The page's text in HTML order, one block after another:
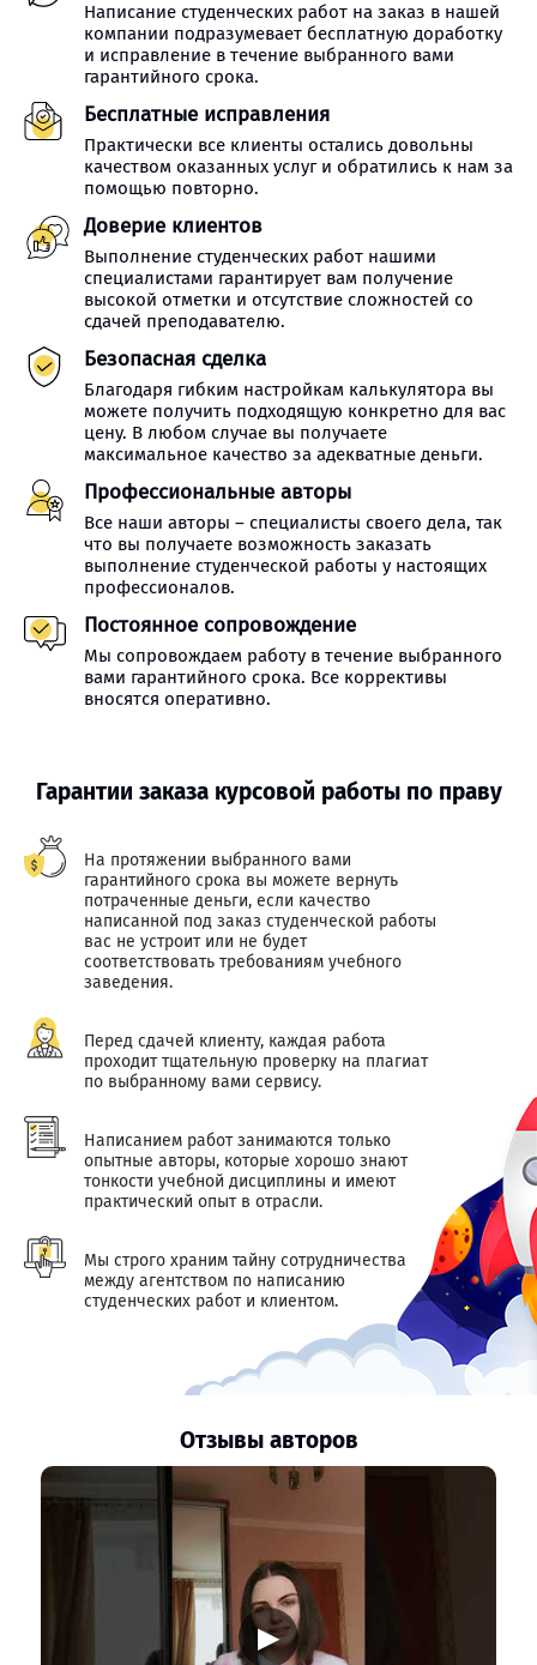
Написание студенческих работ на заказ в нашей
компании подразумевает бесплатную доработку
и исправление в течение выбранного вами
гарантийного срока.
Бесплатные исправления
Практически все клиенты остались довольны
качеством оказанных услуг и обратились к нам за
помощью повторно.
Доверие клиентов
Выполнение студенческих работ нашими
специалистами гарантирует вам получение
высокой отметки и отсутствие сложностей со
сдачей преподавателю.
Безопасная сделка
Благодаря гибким настройкам калькулятора вы
можете получить подходящую конкретно для вас
цену. В любом случае вы получаете
максимальное качество за адекватные деньги.
Профессиональные авторы
Все наши авторы – специалисты своего дела, так
что вы получаете возможность заказать
выполнение студенческой работы у настоящих
профессионалов.
Постоянное сопровождение
Мы сопровождаем работу в течение выбранного
вами гарантийного срока. Все коррективы
вносятся оперативно.
Гарантии заказа курсовой работы по праву
На протяжении выбранного вами
гарантийного срока вы можете вернуть
потраченные деньги, если качество
написанной под заказ студенческой работы
вас не устроит или не будет
соответствовать требованиям учебного
заведения.
Перед сдачей клиенту, каждая работа
проходит тщательную проверку на плагиат
по выбранному вами сервису.
Написанием работ занимаются только
опытные авторы, которые хорошо знают
тонкости учебной дисциплины и имеют
практический опыт в отрасли.
Мы строго храним тайну сотрудничества
между агентством по написанию
студенческих работ и клиентом.
Отзывы авторов
▶